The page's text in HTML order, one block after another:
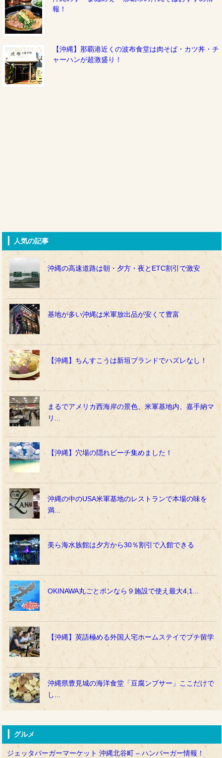
報！
【沖縄】那覇港近くの波布食堂は肉そば・カツ丼・チ
ャーハンが超激盛り！
人気の記事
沖縄の高速道路は朝・夕方・夜とETC割引で激安
基地が多い沖縄は米軍放出品が安くて豊富
【沖縄】ちんすこうは新垣ブランドでハズレなし！
まるでアメリカ西海岸の景色、米軍基地内、嘉手納マ
リ...
【沖縄】穴場の隠れビーチ集めました！
沖縄の中のUSA米軍基地のレストランで本場の味を
満...
美ら海水族館は夕方から30％割引で入館できる
OKINAWA丸ごとポンなら９施設で使え最大4,1...
【沖縄】英語極める外国人宅ホームステイでプチ留学
沖縄県豊見城の海洋食堂「豆腐ンブサー」ここだけで
し...
グルメ
ジェッタバーガーマーケット 沖縄北谷町 – ハンバーガー情報！